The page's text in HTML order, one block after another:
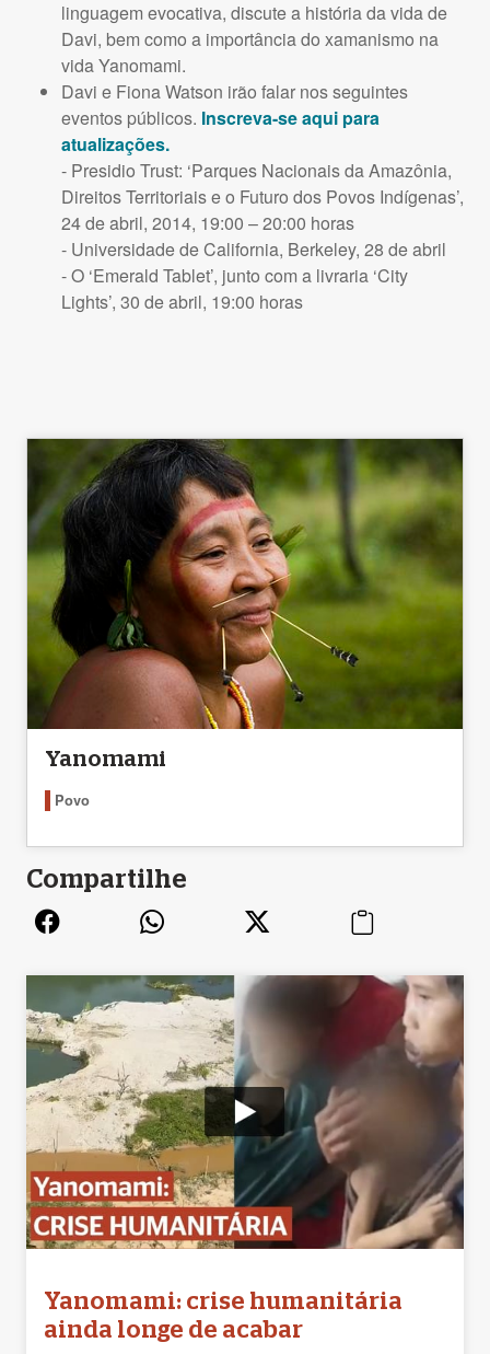
linguagem evocativa, discute a história da vida de
Davi, bem como a importância do xamanismo na
vida Yanomami.
Davi e Fiona Watson irão falar nos seguintes
eventos públicos. Inscreva-se aqui para
atualizações.
- Presidio Trust: ‘Parques Nacionais da Amazônia,
Direitos Territoriais e o Futuro dos Povos Indígenas’,
24 de abril, 2014, 19:00 – 20:00 horas
- Universidade de California, Berkeley, 28 de abril
- O ‘Emerald Tablet’, junto com a livraria ‘City
Lights’, 30 de abril, 19:00 horas
Yanomami
Povo
Compartilhe
Yanomami: crise humanitária
ainda longe de acabar